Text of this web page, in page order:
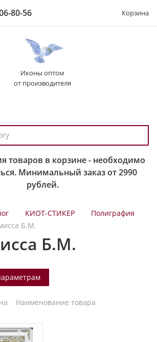
80-56 Корзина
Иконы оптом
от производителя
товаров в корзине - необходимо
Минимальный заказ от 2990
рублей.
КИОТ-СТИКЕР
Полиграфия
Б.М.
Б.М.
Наименование товара